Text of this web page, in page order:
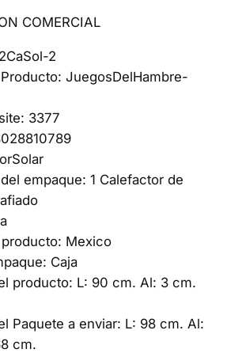
COMERCIAL
2
JuegosDelHambre-
3377
empaque: 1 Calefactor de
Mexico
Caja
producto: L: 90 cm. Al: 3 cm.
Paquete a enviar: L: 98 cm. Al:
cm.